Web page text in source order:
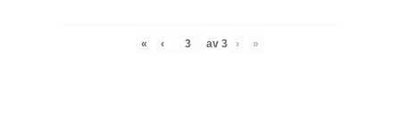
« ‹ av 3 › »